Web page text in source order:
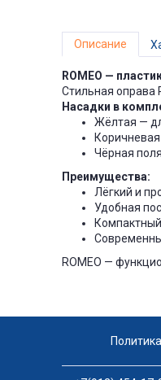
Описание
ROMEO —
Стильная оправа
Насадки в
Жёлтая —
Чёрная
Преимущества:
Лёгкий и
Удобная
ROMEO —